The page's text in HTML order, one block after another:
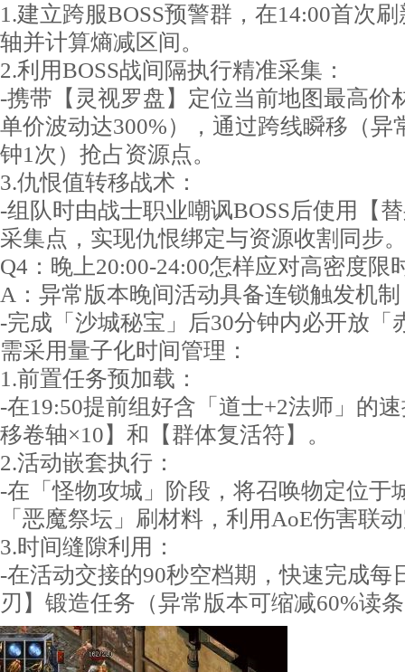
1.建立跨服BOSS预警群，在14:00首次
轴并计算熵减区间。
2.利用BOSS战间隔执行精准采集：
-携带【灵视罗盘】定位当前地图最高价
单价波动达300%），通过跨线瞬移（异
钟1次）抢占资源点。
3.仇恨值转移战术：
-组队时由战士职业嘲讽BOSS后使用【
采集点，实现仇恨绑定与资源收割同步
Q4：晚上20:00-24:00怎样应对高密度限
A：异常版本晚间活动具备连锁触发机
-完成「沙城秘宝」后30分钟内必开放「
需采用量子化时间管理：
1.前置任务预加载：
-在19:50提前组好含「道士+2法师」的
移卷轴×10】和【群体复活符】。
2.活动嵌套执行：
-在「怪物攻城」阶段，将召唤物定位于
「恶魔祭坛」刷材料，利用AoE伤害联
3.时间缝隙利用：
-在活动交接的90秒空档期，快速完成每
刃】锻造任务（异常版本可缩减60%读